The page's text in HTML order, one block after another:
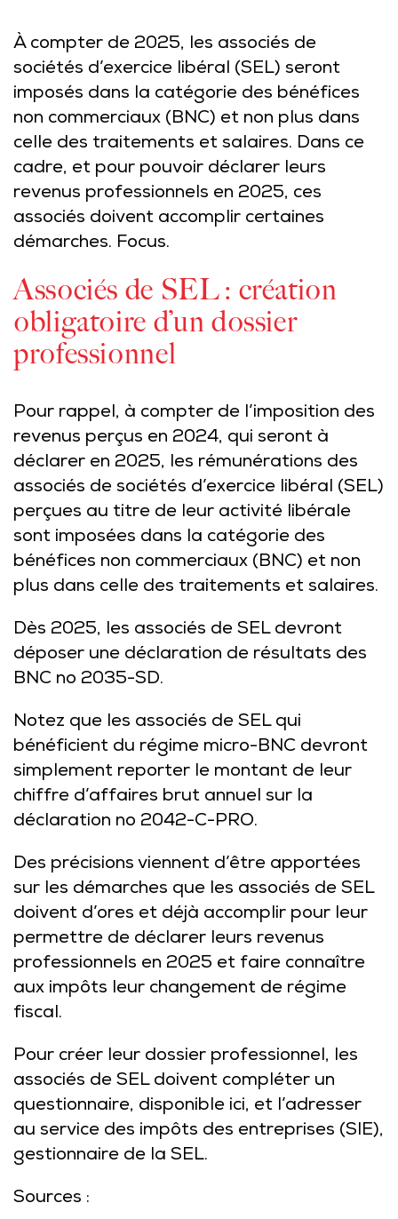
À compter de 2025, les associés de
sociétés d’exercice libéral (SEL) seront
imposés dans la catégorie des bénéfices
non commerciaux (BNC) et non plus dans
celle des traitements et salaires. Dans ce
cadre, et pour pouvoir déclarer leurs
revenus professionnels en 2025, ces
associés doivent accomplir certaines
démarches. Focus.
Associés de SEL : création
obligatoire d’un dossier
professionnel
Pour rappel, à compter de l’imposition des
revenus perçus en 2024, qui seront à
déclarer en 2025, les rémunérations des
associés de sociétés d’exercice libéral (SEL)
perçues au titre de leur activité libérale
sont imposées dans la catégorie des
bénéfices non commerciaux (BNC) et non
plus dans celle des traitements et salaires.
Dès 2025, les associés de SEL devront
déposer une déclaration de résultats des
BNC no 2035-SD.
Notez que les associés de SEL qui
bénéficient du régime micro-BNC devront
simplement reporter le montant de leur
chiffre d’affaires brut annuel sur la
déclaration no 2042-C-PRO.
Des précisions viennent d’être apportées
sur les démarches que les associés de SEL
doivent d’ores et déjà accomplir pour leur
permettre de déclarer leurs revenus
professionnels en 2025 et faire connaître
aux impôts leur changement de régime
fiscal.
Pour créer leur dossier professionnel, les
associés de SEL doivent compléter un
questionnaire, disponible ici, et l’adresser
au service des impôts des entreprises (SIE),
gestionnaire de la SEL.
Sources :